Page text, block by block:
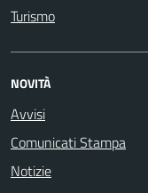
Turismo
NOVITÀ
Avvisi
Comunicati Stampa
Notizie